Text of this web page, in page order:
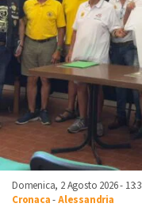
Domenica, 2 Agosto 2026 -
Cronaca-Alessandria